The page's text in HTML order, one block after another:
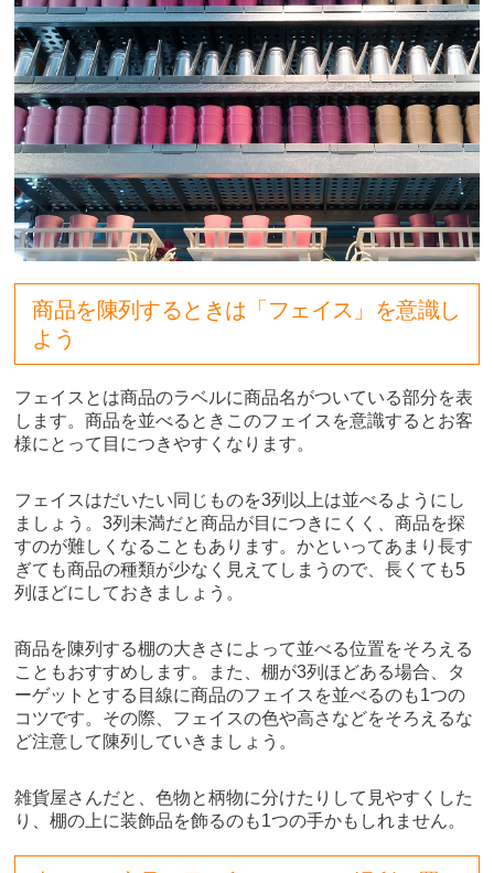
商品を陳列するときは「フェイス」を意識し
よう
フェイスとは商品のラベルに商品名がついている部分を表
します。商品を並べるときこのフェイスを意識するとお客
様にとって目につきやすくなります。
フェイスはだいたい同じものを3列以上は並べるようにし
ましょう。3列未満だと商品が目につきにくく、商品を探
すのが難しくなることもあります。かといってあまり長す
ぎても商品の種類が少なく見えてしまうので、長くても5
列ほどにしておきましょう。
商品を陳列する棚の大きさによって並べる位置をそろえる
こともおすすめします。また、棚が3列ほどある場合、タ
ーゲットとする目線に商品のフェイスを並べるのも1つの
コツです。その際、フェイスの色や高さなどをそろえるな
ど注意して陳列していきましょう。
雑貨屋さんだと、色物と柄物に分けたりして見やすくした
り、棚の上に装飾品を飾るのも1つの手かもしれません。